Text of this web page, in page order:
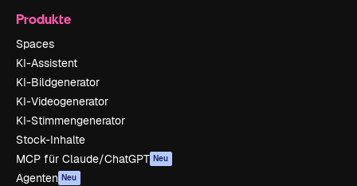
Produkte
Spaces
KI-Assistent
KI-Bildgenerator
KI-Videogenerator
KI-Stimmengenerator
Stock-Inhalte
MCP für Claude/ChatGPT Neu
Agenten Neu